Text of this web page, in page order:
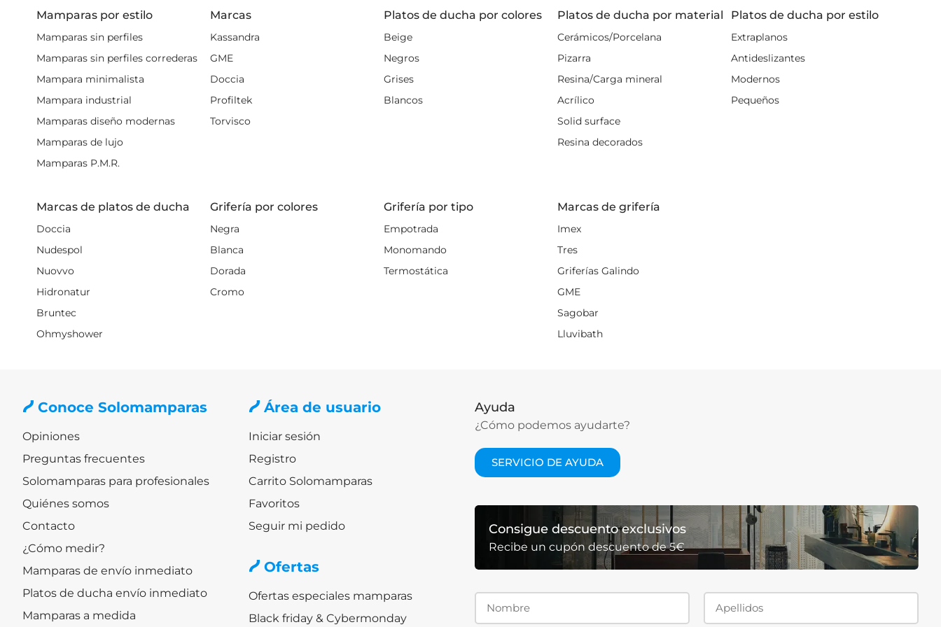
Mamparas por estilo
Mamparas sin perfiles
Mamparas sin perfiles correderas
Mampara minimalista
Mampara industrial
Mamparas diseño modernas
Mamparas de lujo
Mamparas P.M.R.
Marcas
Kassandra
GME
Doccia
Profiltek
Torvisco
Platos de ducha por colores
Beige
Negros
Grises
Blancos
Platos de ducha por material
Cerámicos/Porcelana
Pizarra
Resina/Carga mineral
Acrílico
Solid surface
Resina decorados
Platos de ducha por estilo
Extraplanos
Antideslizantes
Modernos
Pequeños
Marcas de platos de ducha
Doccia
Nudespol
Nuovvo
Hidronatur
Bruntec
Ohmyshower
Grifería por colores
Negra
Blanca
Dorada
Cromo
Grifería por tipo
Empotrada
Monomando
Termostática
Marcas de grifería
Imex
Tres
Griferías Galindo
GME
Sagobar
Lluvibath
Conoce Solomamparas
Opiniones
Preguntas frecuentes
Solomamparas para profesionales
Quiénes somos
Contacto
¿Cómo medir?
Mamparas de envío inmediato
Platos de ducha envío inmediato
Mamparas a medida
Área de usuario
Iniciar sesión
Registro
Carrito Solomamparas
Favoritos
Seguir mi pedido
Ofertas
Ofertas especiales mamparas
Black friday & Cybermonday
Ayuda
¿Cómo podemos ayudarte?
SERVICIO DE AYUDA
Consigue descuento exclusivos
Recibe un cupón descuento de 5€